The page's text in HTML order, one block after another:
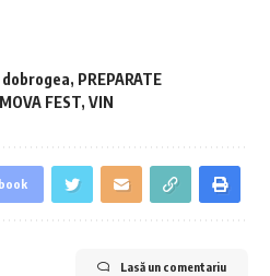
dobrogea, PREPARATE
FEST, VIN
Lasă un comentariu